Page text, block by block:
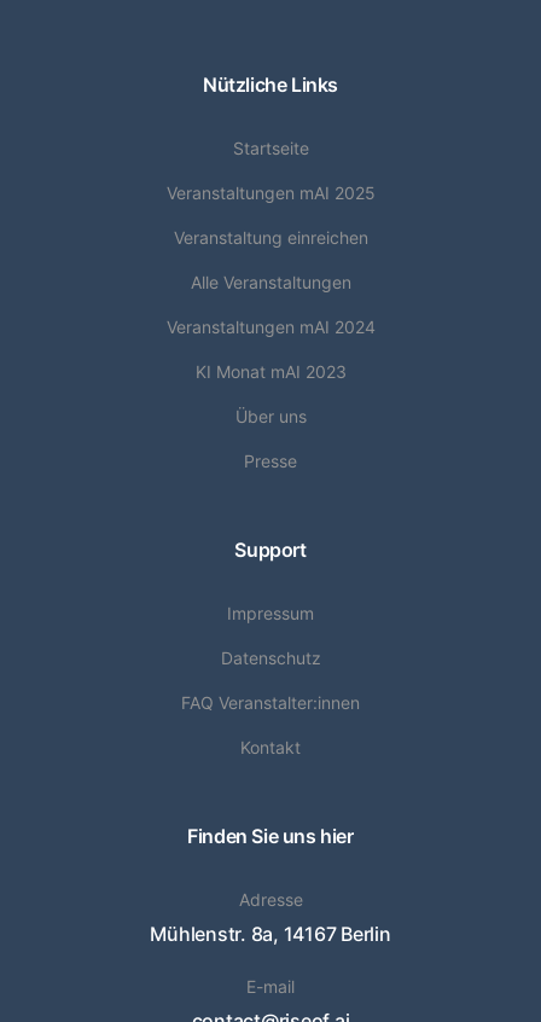
Nützliche Links
Startseite
Veranstaltungen mAI 2025
Veranstaltung einreichen
Alle Veranstaltungen
Veranstaltungen mAI 2024
KI Monat mAI 2023
Über uns
Presse
Support
Impressum
Datenschutz
FAQ Veranstalter:innen
Kontakt
Finden Sie uns hier
Adresse
Mühlenstr. 8a, 14167 Berlin
E-mail